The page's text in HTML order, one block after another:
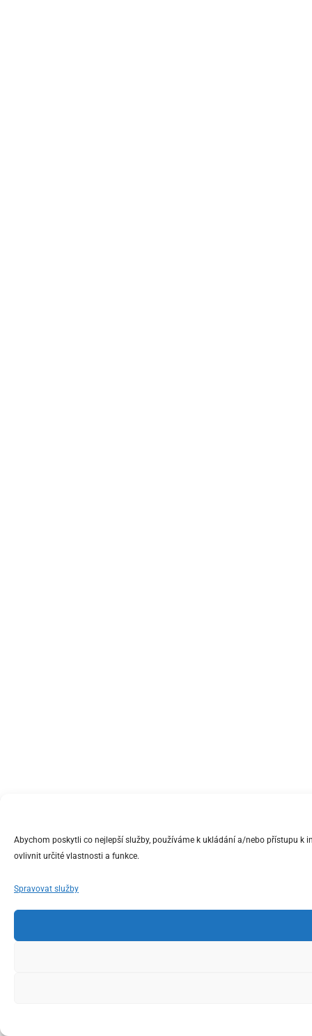
Abychom poskytli co nejlepší služby, používáme k ukládání a/nebo přístupu
ovlivnit určité vlastnosti a funkce.
Spravovat služby